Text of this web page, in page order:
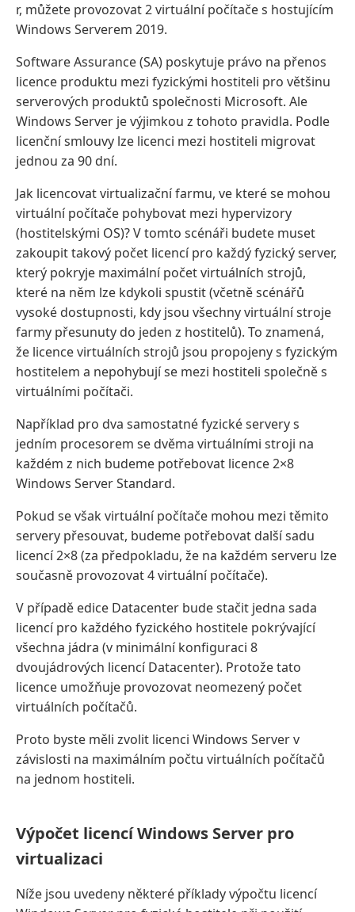
r, můžete provozovat 2 virtuální počítače s hostujícím
Windows Serverem 2019.
Software Assurance (SA) poskytuje právo na přenos
licence produktu mezi fyzickými hostiteli pro většinu
serverových produktů společnosti Microsoft. Ale
Windows Server je výjimkou z tohoto pravidla. Podle
licenční smlouvy lze licenci mezi hostiteli migrovat
jednou za 90 dní.
Jak licencovat virtualizační farmu, ve které se mohou
virtuální počítače pohybovat mezi hypervizory
(hostitelskými OS)? V tomto scénáři budete muset
zakoupit takový počet licencí pro každý fyzický server,
který pokryje maximální počet virtuálních strojů,
které na něm lze kdykoli spustit (včetně scénářů
vysoké dostupnosti, kdy jsou všechny virtuální stroje
farmy přesunuty do jeden z hostitelů). To znamená,
že licence virtuálních strojů jsou propojeny s fyzickým
hostitelem a nepohybují se mezi hostiteli společně s
virtuálními počítači.
Například pro dva samostatné fyzické servery s
jedním procesorem se dvěma virtuálními stroji na
každém z nich budeme potřebovat licence 2×8
Windows Server Standard.
Pokud se však virtuální počítače mohou mezi těmito
servery přesouvat, budeme potřebovat další sadu
licencí 2×8 (za předpokladu, že na každém serveru lze
současně provozovat 4 virtuální počítače).
V případě edice Datacenter bude stačit jedna sada
licencí pro každého fyzického hostitele pokrývající
všechna jádra (v minimální konfiguraci 8
dvoujádrových licencí Datacenter). Protože tato
licence umožňuje provozovat neomezený počet
virtuálních počítačů.
Proto byste měli zvolit licenci Windows Server v
závislosti na maximálním počtu virtuálních počítačů
na jednom hostiteli.
Výpočet licencí Windows Server pro
virtualizaci
Níže jsou uvedeny některé příklady výpočtu licencí